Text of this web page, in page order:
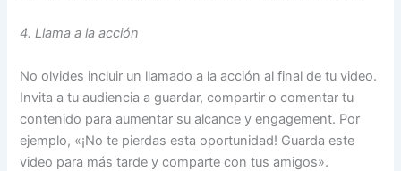
4. Llama a la acción
No olvides incluir un llamado a la acción al final de tu video.
Invita a tu audiencia a guardar, compartir o comentar tu
contenido para aumentar su alcance y engagement. Por
ejemplo, «¡No te pierdas esta oportunidad! Guarda este
video para más tarde y comparte con tus amigos».